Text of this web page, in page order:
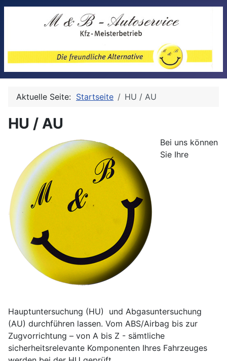
Aktuelle Seite: Startseite HU / AU
HU / AU
Bei uns können
Sie Ihre
Hauptuntersuchung (HU) und Abgasuntersuchung
(AU) durchführen lassen. Vom ABS/Airbag bis zur
Zugvorrichtung – von A bis Z - sämtliche
sicherheitsrelevante Komponenten Ihres Fahrzeuges